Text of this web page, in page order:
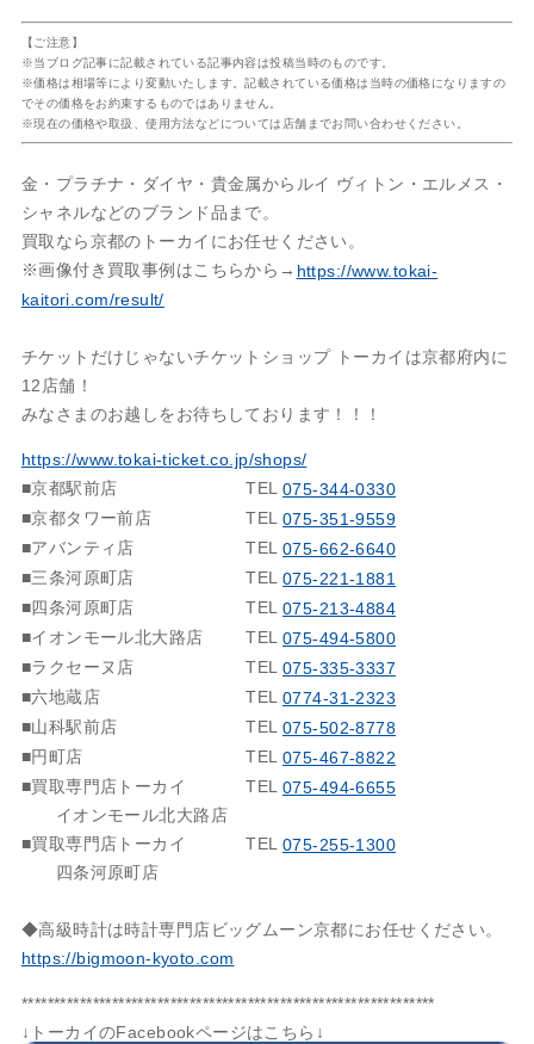
【ご注意】
※当ブログ記事に記載されている記事内容は投稿当時のものです。
※価格は相場等により変動いたします。記載されている価格は当時の価格になりますの
でその価格をお約束するものではありません。
※現在の価格や取扱、使用方法などについては店舗までお問い合わせください。
金・プラチナ・ダイヤ・貴金属からルイ ヴィトン・エルメス・
シャネルなどのブランド品まで。
買取なら京都のトーカイにお任せください。
※画像付き買取事例はこちらから→ https://www.tokai-
kaitori.com/result/
チケットだけじゃないチケットショップ トーカイは京都府内に
12店舗！
みなさまのお越しをお待ちしております！！！
https://www.tokai-ticket.co.jp/shops/
■京都駅前店
TEL075-344-0330
■京都タワー前店
TEL075-351-9559
■アバンティ店
TEL075-662-6640
■三条河原町店
TEL075-221-1881
■四条河原町店
TEL075-213-4884
■イオンモール北大路店
TEL075-494-5800
■ラクセーヌ店
TEL075-335-3337
■六地蔵店
TEL0774-31-2323
■山科駅前店
TEL075-502-8778
■円町店
TEL075-467-8822
■買取専門店トーカイ
イオンモール北大路店
TEL075-494-6655
■買取専門店トーカイ
四条河原町店
TEL075-255-1300
◆高級時計は時計専門店ビッグムーン京都にお任せください。
https://bigmoon-kyoto.com
****************************************************************
↓トーカイのFacebookページはこちら↓